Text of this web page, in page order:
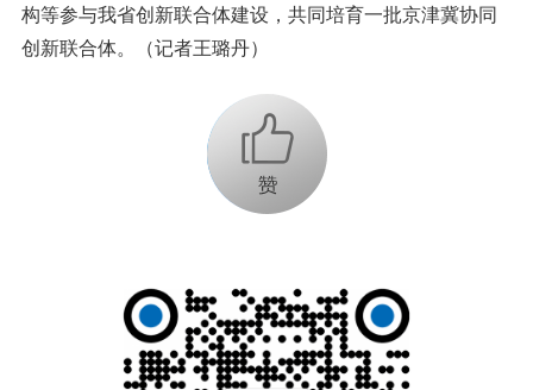
构等参与我省创新联合体建设，共同培育一批京津冀协同
创新联合体。（记者王璐丹）
+1